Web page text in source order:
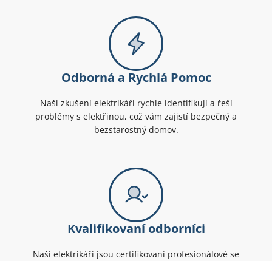
Odborná a Rychlá Pomoc
Naši zkušení elektrikáři rychle identifikují a řeší
problémy s elektřinou, což vám zajistí bezpečný a
bezstarostný domov.
Kvalifikovaní odborníci
Naši elektrikáři jsou certifikovaní profesionálové se